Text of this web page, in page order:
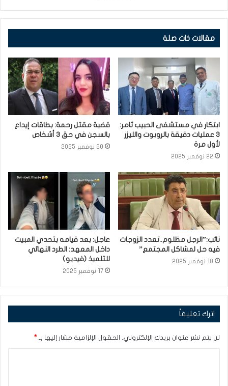
مقالات ذات صلة
ابتكار في مستشفى الحبيب ثامر:
3 عمليات دقيقة بالروبوت والليزر
لأول مرة
22 نوفمبر 2025
قضية مقتل رحمة: بطاقات إيداع
بالسجن في حق 3 أشخاص
20 نوفمبر 2025
نائب:”الرجل مظلوم..تعدد الزوجات
فيه حل لمشاكل المجتمع”
18 نوفمبر 2025
عاجل: بعد قيامه بتحدي المبيت
داخل المعهد: الطرد النهائي
للتلميذ (فيديو)
17 نوفمبر 2025
اترك تعليقاً
لن يتم نشر عنوان بريدك الإلكتروني. الحقول الإلزامية مشار إليها بـ *